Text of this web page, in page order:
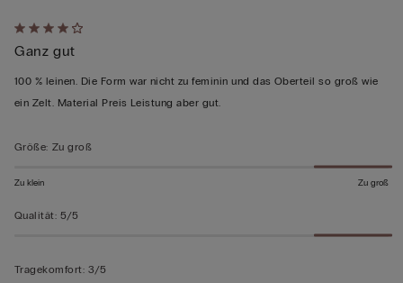
Mit
4
von
5
Ganz gut
100 % leinen. Die Form war nicht zu feminin und das Oberteil so groß wie
ein Zelt. Material Preis Leistung aber gut.
Größe: Zu groß
Zu klein Zu groß
Qualität: 5/5
Tragekomfort: 3/5